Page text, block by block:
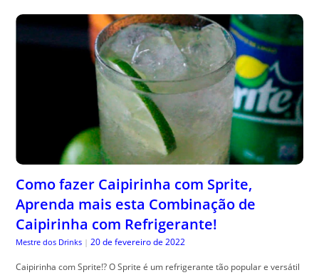
Como fazer Caipirinha com Sprite,
Aprenda mais esta Combinação de
Caipirinha com Refrigerante!
Mestre dos Drinks | 20 de fevereiro de 2022
Caipirinha com Sprite!? O Sprite é um refrigerante tão popular e versátil